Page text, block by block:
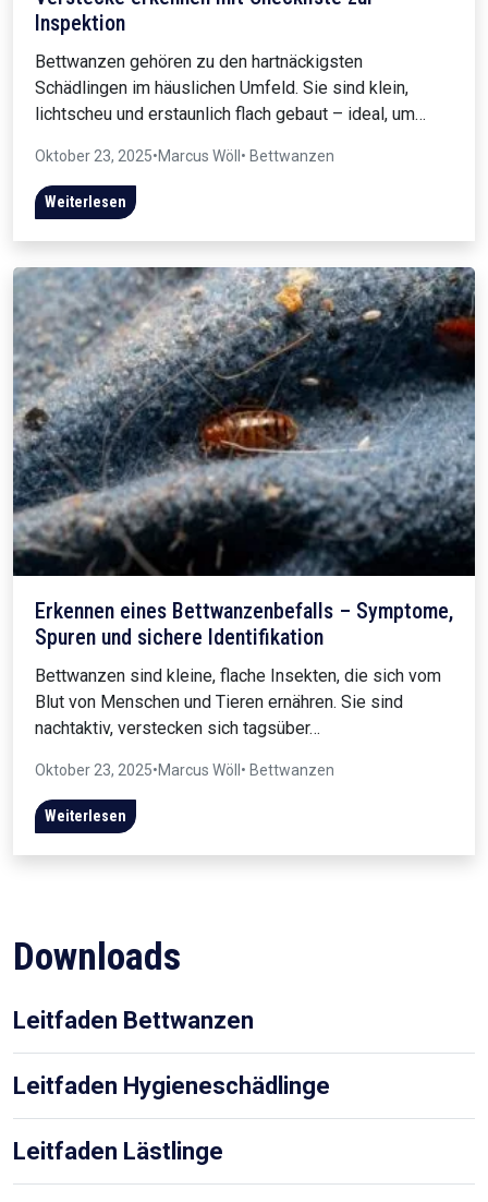
Inspektion
Bettwanzen gehören zu den hartnäckigsten
Schädlingen im häuslichen Umfeld. Sie sind klein,
lichtscheu und erstaunlich flach gebaut – ideal, um…
Oktober 23, 2025•Marcus Wöll • Bettwanzen
Weiterlesen
Erkennen eines Bettwanzenbefalls – Symptome,
Spuren und sichere Identifikation
Bettwanzen sind kleine, flache Insekten, die sich vom
Blut von Menschen und Tieren ernähren. Sie sind
nachtaktiv, verstecken sich tagsüber…
Oktober 23, 2025•Marcus Wöll • Bettwanzen
Weiterlesen
Downloads
Leitfaden Bettwanzen
Leitfaden Hygieneschädlinge
Leitfaden Lästlinge